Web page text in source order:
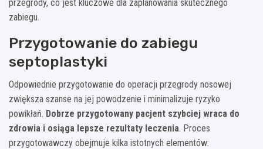
przegrody, co jest kluczowe dla zaplanowania skutecznego
zabiegu.
Przygotowanie do zabiegu
septoplastyki
Odpowiednie przygotowanie do operacji przegrody nosowej
zwiększa szanse na jej powodzenie i minimalizuje ryzyko
powikłań. Dobrze przygotowany pacjent szybciej wraca do
zdrowia i osiąga lepsze rezultaty leczenia. Proces
przygotowawczy obejmuje kilka istotnych elementów: